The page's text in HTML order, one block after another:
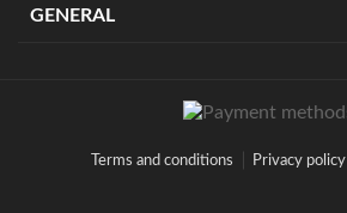
GENERAL
Terms and conditions Privacy policy